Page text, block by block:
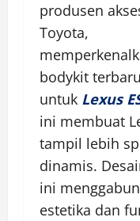
produsen
Toyota,
bodykit
untuk Lexus
ini membuat
tampil lebih
dinamis.
ini
estetika dan